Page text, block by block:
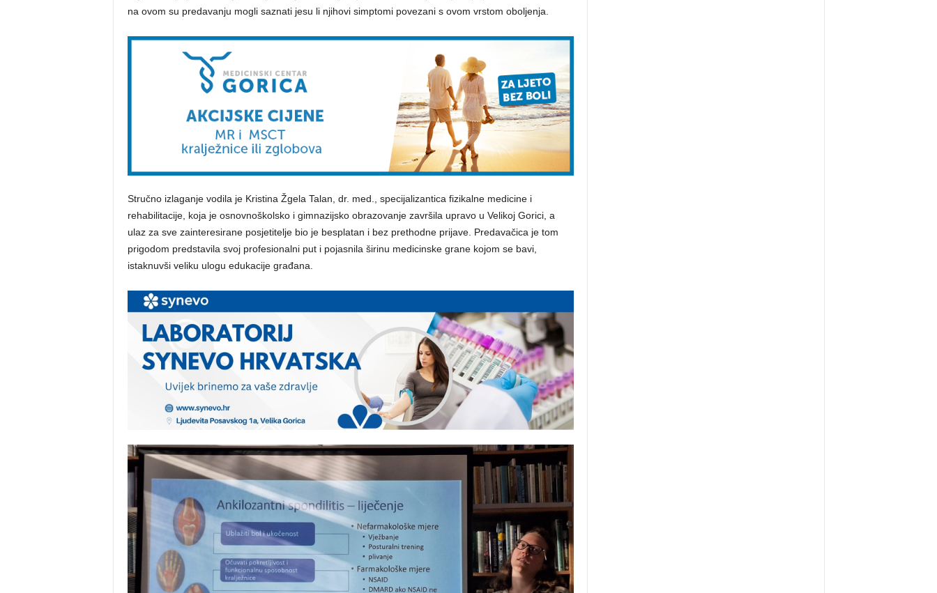
na ovom su predavanju mogli saznati jesu li njihovi simptomi povezani s ovom vrstom oboljenja.
Stručno izlaganje vodila je Kristina Žgela Talan, dr. med., specijalizantica fizikalne medicine i
rehabilitacije, koja je osnovnoškolsko i gimnazijsko obrazovanje završila upravo u Velikoj Gorici, a
ulaz za sve zainteresirane posjetitelje bio je besplatan i bez prethodne prijave. Predavačica je tom
prigodom predstavila svoj profesionalni put i pojasnila širinu medicinske grane kojom se bavi,
istaknuvši veliku ulogu edukacije građana.